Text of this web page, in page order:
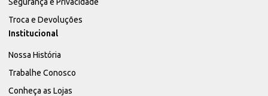
Troca e Devoluções
Institucional
Nossa História
Trabalhe Conosco
Conheça as Lojas